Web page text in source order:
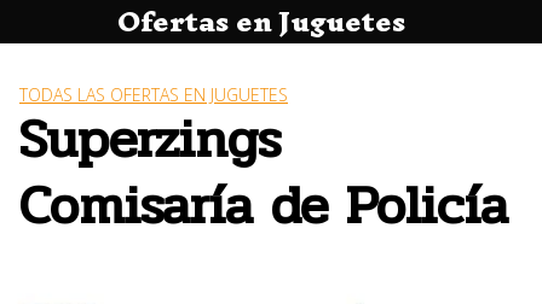
al
Ofertas en Juguetes
TODAS LAS OFERTAS EN JUGUETES
Superzings
Comisaría de Policía